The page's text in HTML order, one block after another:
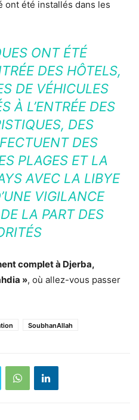
ont été installés dans les
ONT ÉTÉ
DES HÔTELS,
DE VÉHICULES
À L’ENTRÉE DES
DES
DES
PLAGES ET LA
AVEC LA LIBYE
VIGILANCE
LA PART DES
complet à Djerba,
», où allez-vous passer
SoubhanAllah